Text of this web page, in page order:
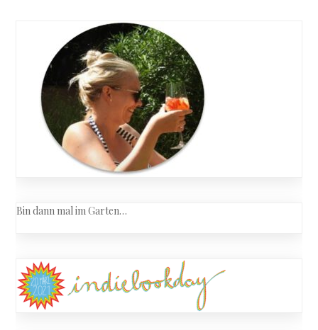
navigation
Bin dann mal im Garten…